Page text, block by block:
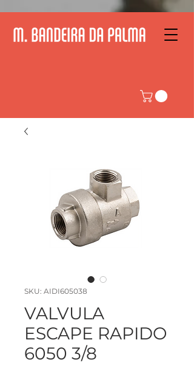
SKU: AIDI605038
VALVULA
ESCAPE RAPIDO
6050 3/8